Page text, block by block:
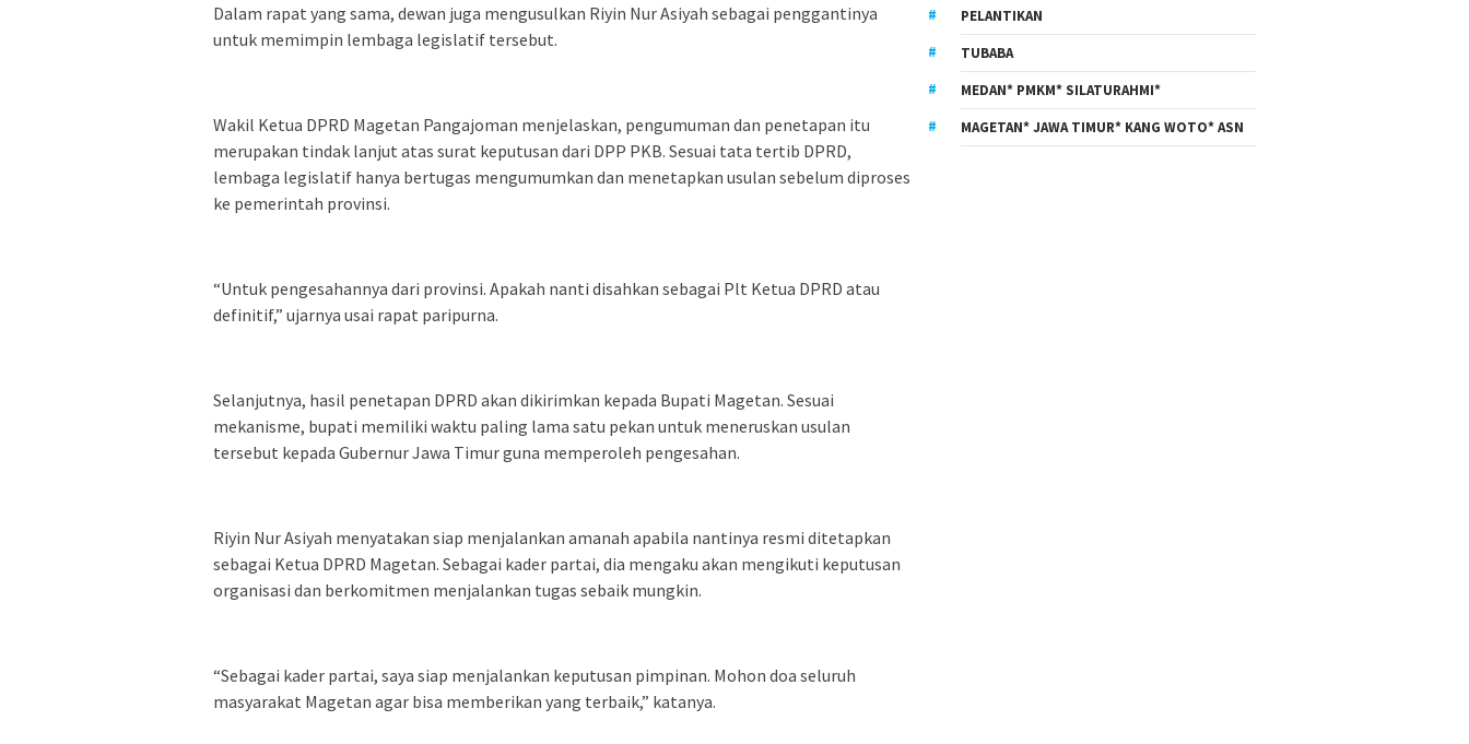
Dalam rapat yang sama, dewan juga mengusulkan Riyin Nur Asiyah sebagai penggantinya
untuk memimpin lembaga legislatif tersebut.
Wakil Ketua DPRD Magetan Pangajoman menjelaskan, pengumuman dan penetapan itu
merupakan tindak lanjut atas surat keputusan dari DPP PKB. Sesuai tata tertib DPRD,
lembaga legislatif hanya bertugas mengumumkan dan menetapkan usulan sebelum diproses
ke pemerintah provinsi.
“Untuk pengesahannya dari provinsi. Apakah nanti disahkan sebagai Plt Ketua DPRD atau
definitif,” ujarnya usai rapat paripurna.
Selanjutnya, hasil penetapan DPRD akan dikirimkan kepada Bupati Magetan. Sesuai
mekanisme, bupati memiliki waktu paling lama satu pekan untuk meneruskan usulan
tersebut kepada Gubernur Jawa Timur guna memperoleh pengesahan.
Riyin Nur Asiyah menyatakan siap menjalankan amanah apabila nantinya resmi ditetapkan
sebagai Ketua DPRD Magetan. Sebagai kader partai, dia mengaku akan mengikuti keputusan
organisasi dan berkomitmen menjalankan tugas sebaik mungkin.
“Sebagai kader partai, saya siap menjalankan keputusan pimpinan. Mohon doa seluruh
masyarakat Magetan agar bisa memberikan yang terbaik,” katanya.
PELANTIKAN
TUBABA
MEDAN* PMKM* SILATURAHMI*
MAGETAN* JAWA TIMUR* KANG WOTO* ASN